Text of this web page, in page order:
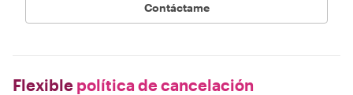
Contáctame
Flexible política de cancelación